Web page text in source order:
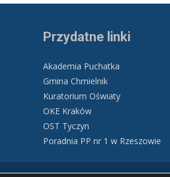
Przydatne linki
Akademia Puchatka
Gmina Chmielnik
Kuratorium Oświaty
OKE Kraków
OST Tyczyn
Poradnia PP nr 1 w Rzeszowie